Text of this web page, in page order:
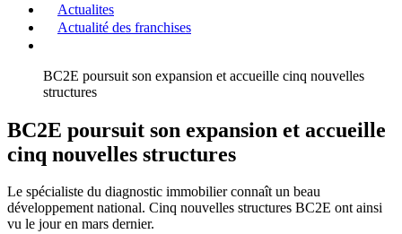
Actualites
Actualité des franchises
BC2E poursuit son expansion et accueille cinq nouvelles
structures
BC2E poursuit son expansion et accueille
cinq nouvelles structures
Le spécialiste du diagnostic immobilier connaît un beau
développement national. Cinq nouvelles structures BC2E ont ainsi
vu le jour en mars dernier.